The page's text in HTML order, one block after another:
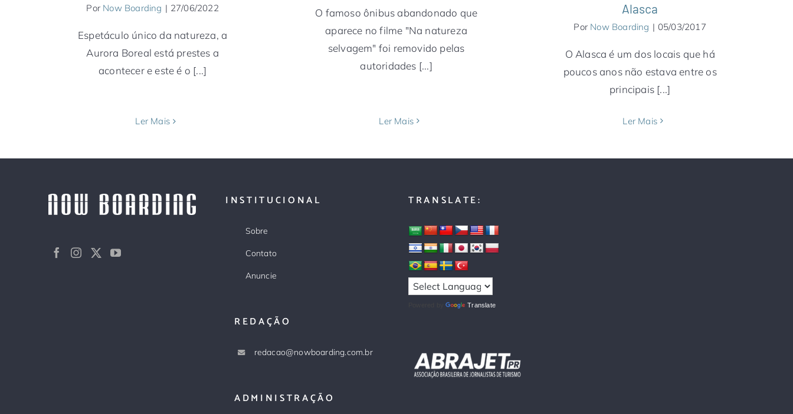
Por Now Boarding | 27/06/2022
Espetáculo único da natureza, a
Aurora Boreal está prestes a
acontecer e este é o [...]
Ler Mais
O famoso ônibus abandonado que
aparece no filme "Na natureza
selvagem" foi removido pelas
autoridades [...]
Ler Mais
Alasca
Por Now Boarding | 05/03/2017
O Alasca é um dos locais que há
poucos anos não estava entre os
principais [...]
Ler Mais
INSTITUCIONAL
Sobre
Contato
Anuncie
REDAÇÃO
redacao@nowboarding.com.br
ADMINISTRAÇÃO
TRANSLATE:
Powered by Translate